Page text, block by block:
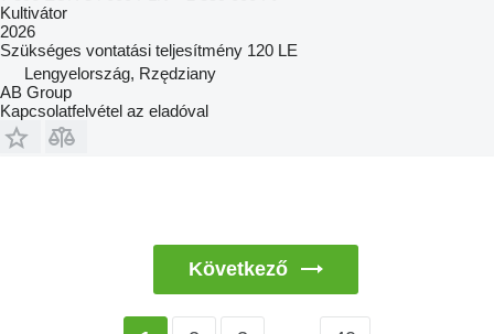
Kultivátor
2026
Szükséges vontatási teljesítmény 120 LE
Lengyelország, Rzędziany
AB Group
Kapcsolatfelvétel az eladóval
Következő